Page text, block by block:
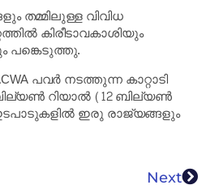
തമ്മിലുള്ള വിവിധ
കിരീടാവകാശിയും
പങ്കെടുത്തു.
പവർ നടത്തുന്ന കാറ്റാടി
റിയാൽ (12 ബില്യൺ
ഇരു രാജ്യങ്ങളും
Next